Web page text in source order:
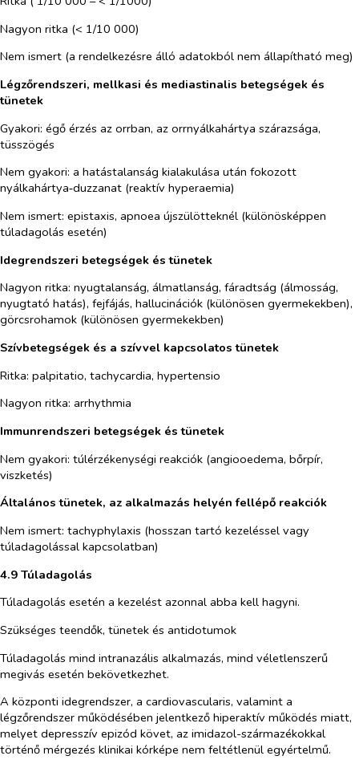
Nagyon ritka (< 1/10 000)
Nem ismert (a rendelkezésre álló adatokból nem állapítható meg)
Légzőrendszeri, mellkasi és mediastinalis betegségek és
tünetek
Gyakori: égő érzés az orrban, az orrnyálkahártya szárazsága,
tüsszögés
Nem gyakori: a hatástalanság kialakulása után fokozott
nyálkahártya‑duzzanat (reaktív hyperaemia)
Nem ismert: epistaxis, apnoea újszülötteknél (különösképpen
túladagolás esetén)
Idegrendszeri betegségek és tünetek
Nagyon ritka: nyugtalanság, álmatlanság, fáradtság (álmosság,
nyugtató hatás), fejfájás, hallucinációk (különösen gyermekekben),
görcsrohamok (különösen gyermekekben)
Szívbetegségek és a szívvel kapcsolatos tünetek
Ritka: palpitatio, tachycardia, hypertensio
Nagyon ritka: arrhythmia
Immunrendszeri betegségek és tünetek
Nem gyakori: túlérzékenységi reakciók (angiooedema, bőrpír,
viszketés)
Általános tünetek, az alkalmazás helyén fellépő reakciók
Nem ismert: tachyphylaxis (hosszan tartó kezeléssel vagy
túladagolással kapcsolatban)
4.9 Túladagolás
Túladagolás esetén a kezelést azonnal abba kell hagyni.
Szükséges teendők, tünetek és antidotumok
Túladagolás mind intranazális alkalmazás, mind véletlenszerű
megivás esetén bekövetkezhet.
A központi idegrendszer, a cardiovascularis, valamint a
légzőrendszer működésében jelentkező hiperaktív működés miatt,
melyet depresszív epizód követ, az imidazol-származékokkal
történő mérgezés klinikai kórképe nem feltétlenül egyértelmű.